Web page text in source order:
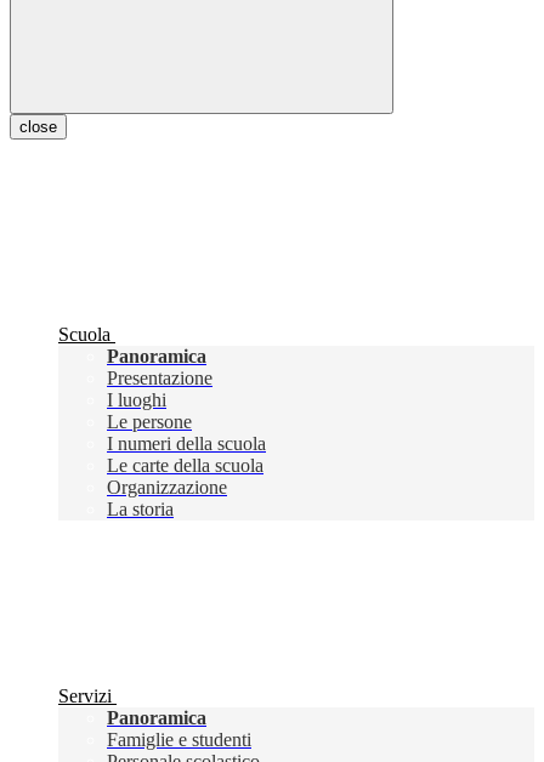
close
Scuola
Panoramica
Presentazione
I luoghi
Le persone
I numeri della scuola
Le carte della scuola
Organizzazione
La storia
Servizi
Panoramica
Famiglie e studenti